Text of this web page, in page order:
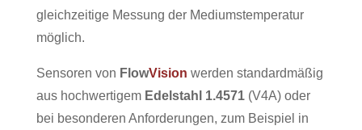
gleichzeitige Messung der Mediumstemperatur
möglich.
Sensoren von FlowVision werden standardmäßig
aus hochwertigem Edelstahl 1.4571(V4A) oder
bei besonderen Anforderungen, zum Beispiel in